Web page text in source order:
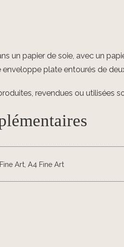
un papier de soie, avec un
plate entourés de
revendues ou utilisées
Art, A4 Fine Art